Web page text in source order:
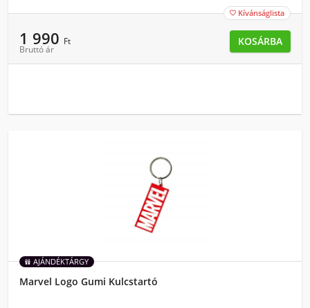
 Kívánságlista
1 990 Ft
Bruttó ár
KOSÁRBA
AJÁNDÉKTÁRGY
Marvel Logo Gumi Kulcstartó